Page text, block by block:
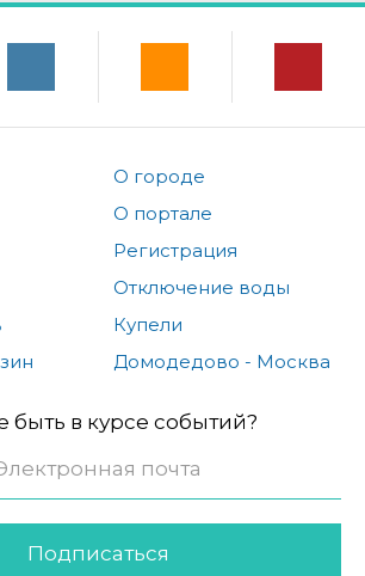
О городе
О портале
Регистрация
Отключение воды
Купели
Домодедово - Москва
быть в курсе событий?
Подписаться